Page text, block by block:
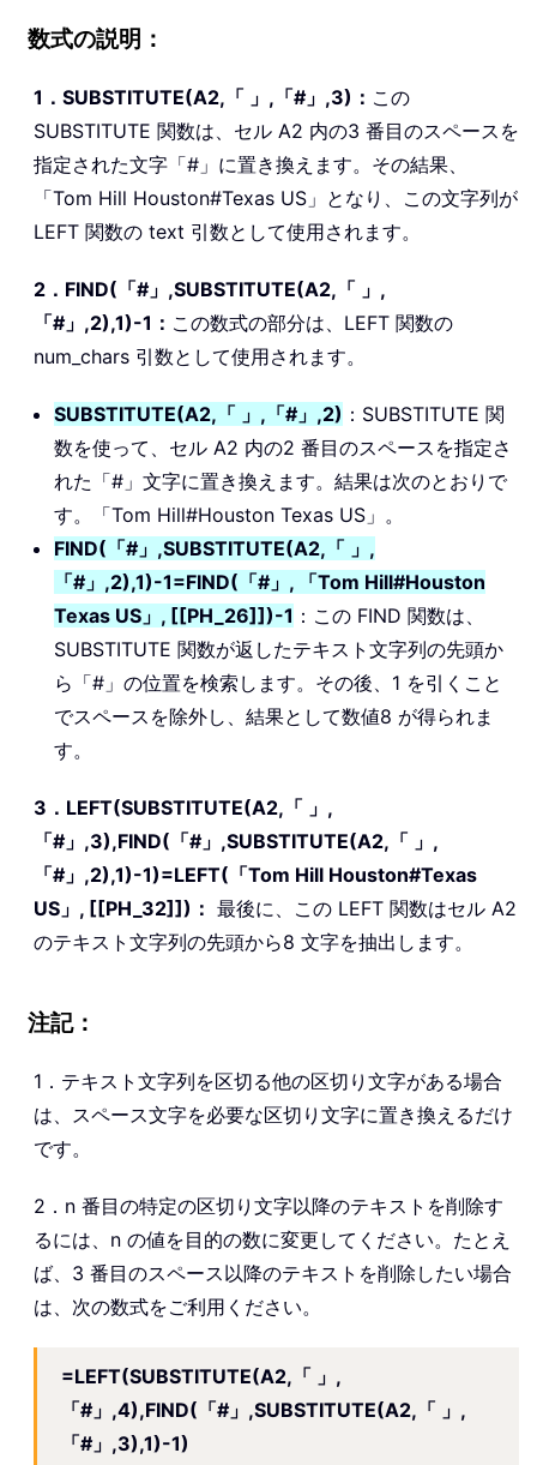
数式の説明：
1．SUBSTITUTE(A2,「 」,「#」,3)： この
SUBSTITUTE 関数は、セル A2 内の3 番目のスペースを
指定された文字「#」に置き換えます。その結果、
「Tom Hill Houston#Texas US」となり、この文字列が
LEFT 関数の text 引数として使用されます。
2．FIND(「#」,SUBSTITUTE(A2,「 」,
「#」,2),1)-1： この数式の部分は、LEFT 関数の
num_chars 引数として使用されます。
SUBSTITUTE(A2,「 」,「#」,2) ：SUBSTITUTE 関
数を使って、セル A2 内の2 番目のスペースを指定さ
れた「#」文字に置き換えます。結果は次のとおりで
す。「Tom Hill#Houston Texas US」。
FIND(「#」,SUBSTITUTE(A2,「 」,
「#」,2),1)-1=FIND(「#」, 「Tom Hill#Houston
Texas US」, [[PH_26]])-1 ：この FIND 関数は、
SUBSTITUTE 関数が返したテキスト文字列の先頭か
ら「#」の位置を検索します。その後、1 を引くこと
でスペースを除外し、結果として数値8 が得られま
す。
3．LEFT(SUBSTITUTE(A2,「 」,
「#」,3),FIND(「#」,SUBSTITUTE(A2,「 」,
「#」,2),1)-1)=LEFT(「Tom Hill Houston#Texas
US」, [[PH_32]])： 最後に、この LEFT 関数はセル A2
のテキスト文字列の先頭から8 文字を抽出します。
注記：
1．テキスト文字列を区切る他の区切り文字がある場合
は、スペース文字を必要な区切り文字に置き換えるだけ
です。
2．n 番目の特定の区切り文字以降のテキストを削除す
るには、n の値を目的の数に変更してください。たとえ
ば、3 番目のスペース以降のテキストを削除したい場合
は、次の数式をご利用ください。
=LEFT(SUBSTITUTE(A2,「 」,
「#」,4),FIND(「#」,SUBSTITUTE(A2,「 」,
「#」,3),1)-1)